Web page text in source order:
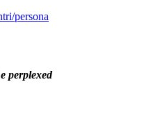
persona
perplexed